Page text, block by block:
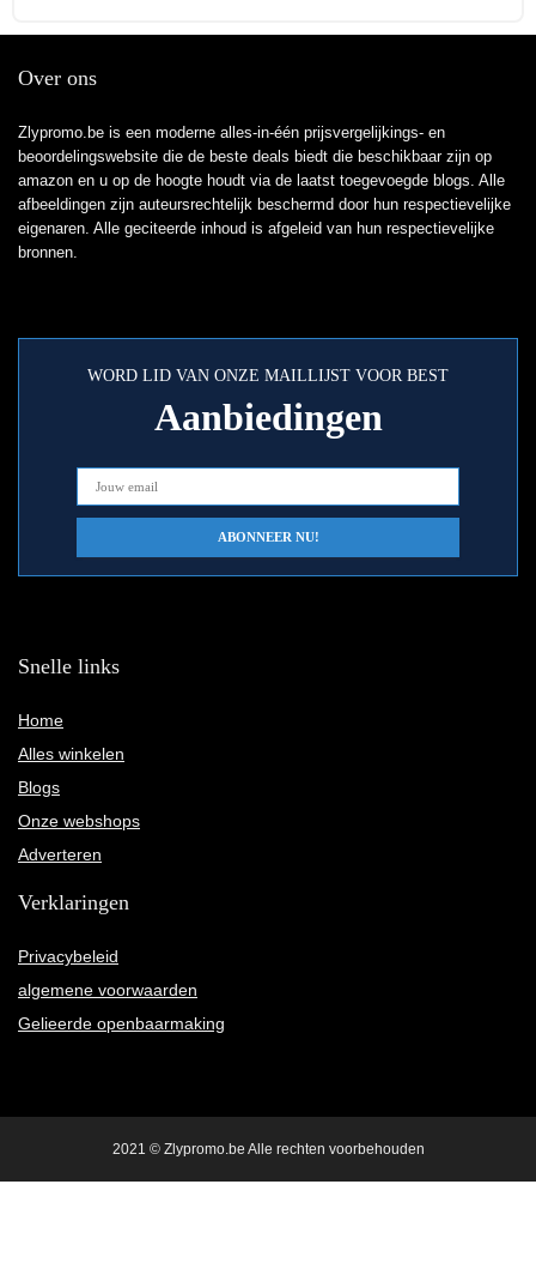
Over ons
Zlypromo.be is een moderne alles-in-één prijsvergelijkings- en
beoordelingswebsite die de beste deals biedt die beschikbaar zijn op
amazon en u op de hoogte houdt via de laatst toegevoegde blogs. Alle
afbeeldingen zijn auteursrechtelijk beschermd door hun respectievelijke
eigenaren. Alle geciteerde inhoud is afgeleid van hun respectievelijke
bronnen.
WORD LID VAN ONZE MAILLIJST VOOR BEST
Aanbiedingen
Snelle links
Home
Alles winkelen
Blogs
Onze webshops
Adverteren
Verklaringen
Privacybeleid
algemene voorwaarden
Gelieerde openbaarmaking
2021 © Zlypromo.be Alle rechten voorbehouden